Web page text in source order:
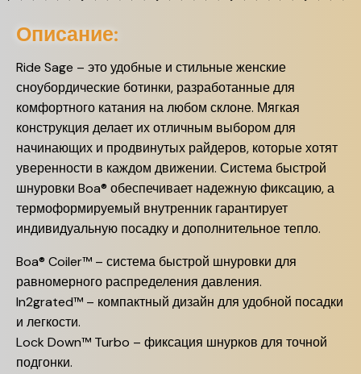
Описание:
Ride Sage – это удобные и стильные женские
сноубордические ботинки, разработанные для
комфортного катания на любом склоне. Мягкая
конструкция делает их отличным выбором для
начинающих и продвинутых райдеров, которые хотят
уверенности в каждом движении. Система быстрой
шнуровки Boa® обеспечивает надежную фиксацию, а
термоформируемый внутренник гарантирует
индивидуальную посадку и дополнительное тепло.
Boa® Coiler™ – система быстрой шнуровки для
равномерного распределения давления.
In2grated™ – компактный дизайн для удобной посадки
и легкости.
Lock Down™ Turbo – фиксация шнурков для точной
подгонки.